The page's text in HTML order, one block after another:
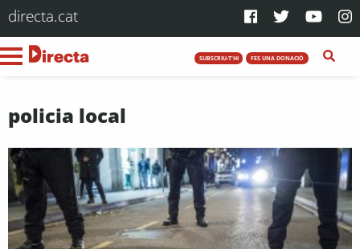
directa.cat
SUBSCRIU-T'HI FES UNA DONACIÓ
policia local